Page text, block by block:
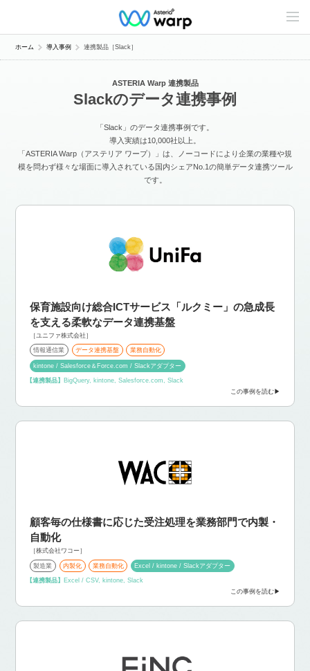
C
n
e
ホーム 導入事例 連携製品［Slack］
ASTERIA Warp 連携製品
Slackのデータ連携事例
「Slack」のデータ連携事例です。
導入実績は10,000社以上。
「ASTERIA Warp（アステリア ワープ）」は、ノーコードにより企業の業種や規
模を問わず様々な場面に導入されている国内シェアNo.1の簡単データ連携ツール
です。
保育施設向け総合ICTサービス「ルクミー」の急成長
を支える柔軟なデータ連携基盤
［ユニファ株式会社］
情報通信業 データ連携基盤 業務自動化
kintone / Salesforce＆Force.com / Slackアダプター
【連携製品】 BigQuery, kintone, Salesforce.com, Slack
この事例を読む
顧客毎の仕様書に応じた受注処理を業務部門で内製・
自動化
［株式会社ワコー］
製造業 内製化 業務自動化 Excel / kintone / Slackアダプター
【連携製品】 Excel / CSV, kintone, Slack
この事例を読む